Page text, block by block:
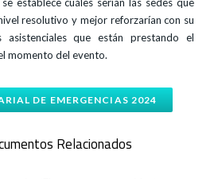
resolutivo y mejor reforzarían con su
que están prestando el
momento del evento.
DE EMERGENCIAS 2024
Relacionados